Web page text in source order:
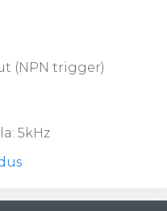
(NPN trigger)
5kHz